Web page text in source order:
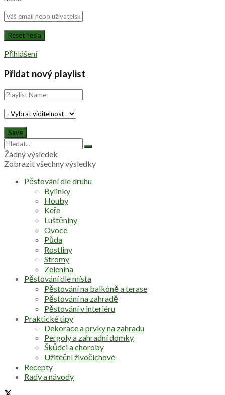
Přihlášení
Přidat nový playlist
Žádný výsledek
Zobrazit všechny výsledky
Pěstování dle druhu
Bylinky
Houby
Keře
Luštěniny
Ovoce
Půda
Rostliny
Stromy
Zelenina
Pěstování dle místa
Pěstování na balkóně a terase
Pěstování na zahradě
Pěstování v interiéru
Praktické tipy
Dekorace a prvky na zahradu
Pergoly a zahradní domky
Škůdci a choroby
Užiteční živočichové
Recepty
Rady a návody